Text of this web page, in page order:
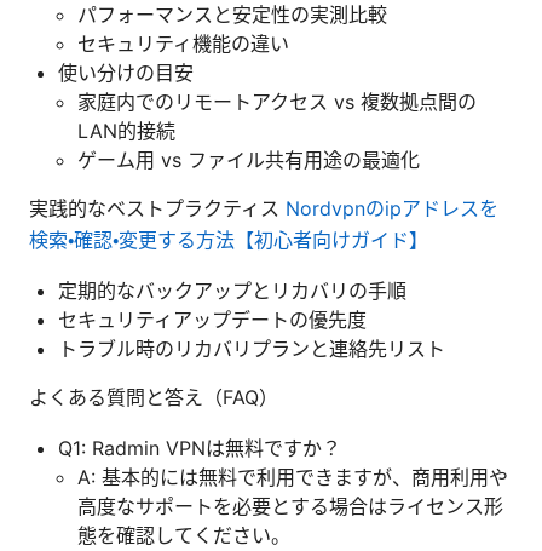
パフォーマンスと安定性の実測比較
セキュリティ機能の違い
使い分けの目安
家庭内でのリモートアクセス vs 複数拠点間の
LAN的接続
ゲーム用 vs ファイル共有用途の最適化
実践的なベストプラクティス Nordvpnのipアドレスを
検索・確認・変更する方法【初心者向けガイド】
定期的なバックアップとリカバリの手順
セキュリティアップデートの優先度
トラブル時のリカバリプランと連絡先リスト
よくある質問と答え（FAQ）
Q1: Radmin VPNは無料ですか？
A: 基本的には無料で利用できますが、商用利用や
高度なサポートを必要とする場合はライセンス形
態を確認してください。